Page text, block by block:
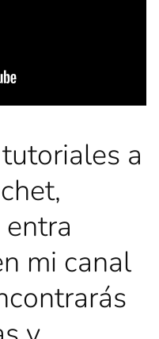
a
entra
mi canal